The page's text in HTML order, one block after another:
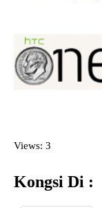
Views: 3
Kongsi Di :